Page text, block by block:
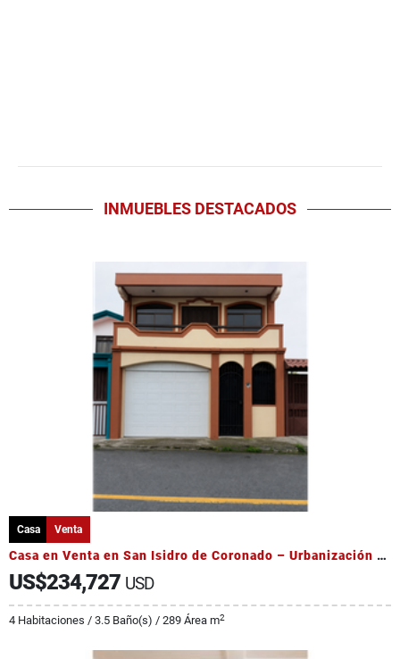
INMUEBLES DESTACADOS
Casa Venta
Casa en Venta en San Isidro de Coronado – Urbanización Biamonte
US$234,727 USD
4 Habitaciones / 3.5 Baño(s) / 289 Área m2